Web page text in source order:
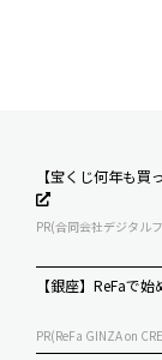
【宝くじ何年も
PR(合同会社デジタル
【銀座】ReFaで
PR(ReFa GINZA on